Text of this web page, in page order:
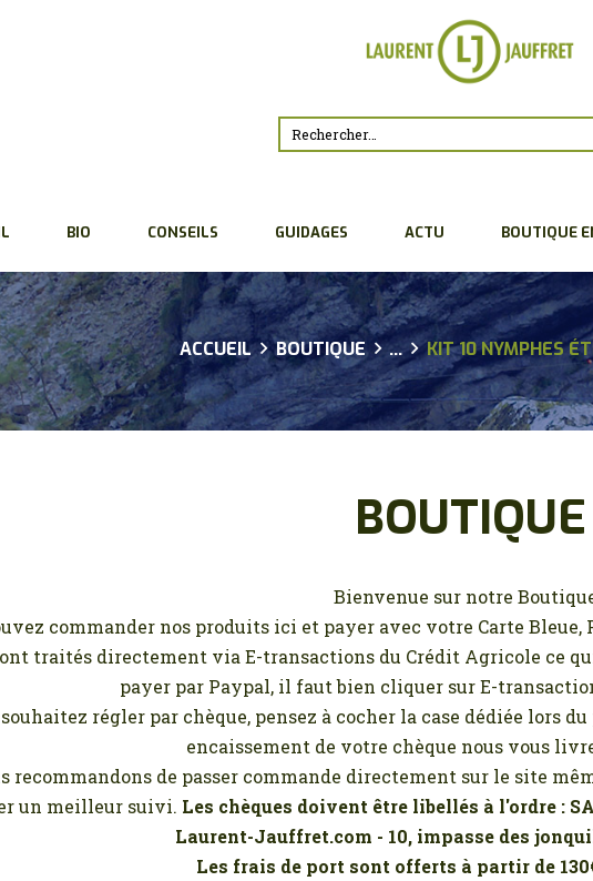
Rechercher :
BIO CONSEILS GUIDAGES ACTU BOUTIQUE
ACCUEIL BOUTIQUE ... KIT 10 NYMPHES
BOUTIQUE
Bienvenue sur notre
commander nos produits ici et payer avec votre Carte Bleue,
traités directement via E-transactions du Crédit Agricole ce
payer par Paypal, il faut bien cliquer sur E-
régler par chèque, pensez à cocher la case dédiée lors
encaissement de votre chèque nous vous
recommandons de passer commande directement sur le site
un meilleur suivi. Les chèques doivent être libellés à l'ordre :
Laurent-Jauffret.com - 10, impasse des
Les frais de port sont offerts à partir de
CONSEILS
ACTU
BOUTIQUE EN LIGNE
POUR LES
PROFESSIONNELS
CONTACT
MA LISTE D’ENVIE
MON COMPTE